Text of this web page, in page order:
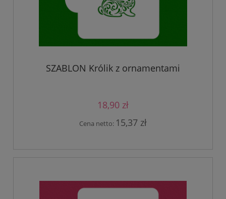
SZABLON Królik z ornamentami
18,90 zł
Cena netto: 15,37 zł